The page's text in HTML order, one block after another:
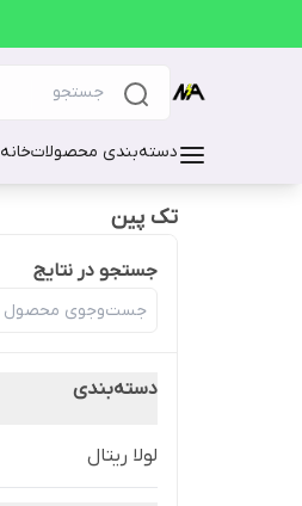
دسته‌بندی محصولاتخانه
تک پین
جستجو در نتایج
دسته‌بندی
لولا ریتال